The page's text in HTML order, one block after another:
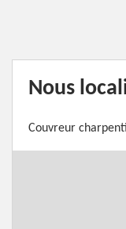
Nous
Couvreur